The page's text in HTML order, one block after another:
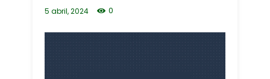
5 abril, 2024 0